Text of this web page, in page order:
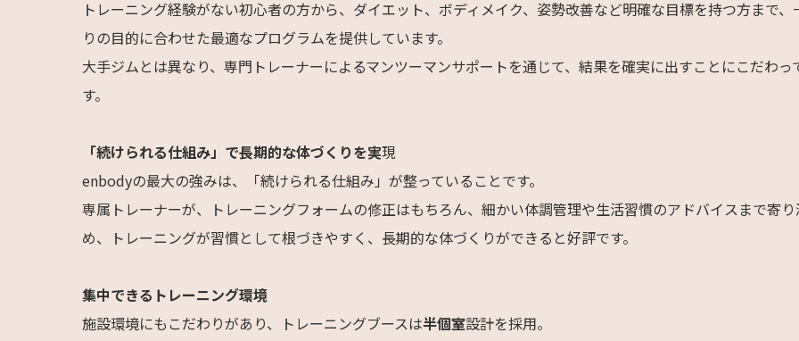
トレーニング経験がない初心者の方から、ダイエット、ボディメイク、姿勢改善など明確な目標を持つ方まで、
りの目的に合わせた最適なプログラムを提供しています。
大手ジムとは異なり、専門トレーナーによるマンツーマンサポートを通じて、結果を確実に出すことにこだわっ
す。
「続けられる仕組み」で長期的な体づくりを実現
enbodyの最大の強みは、「続けられる仕組み」が整っていることです。
専属トレーナーが、トレーニングフォームの修正はもちろん、細かい体調管理や生活習慣のアドバイスまで寄
め、トレーニングが習慣として根づきやすく、長期的な体づくりができると好評です。
集中できるトレーニング環境
施設環境にもこだわりがあり、トレーニングブースは半個室設計を採用。